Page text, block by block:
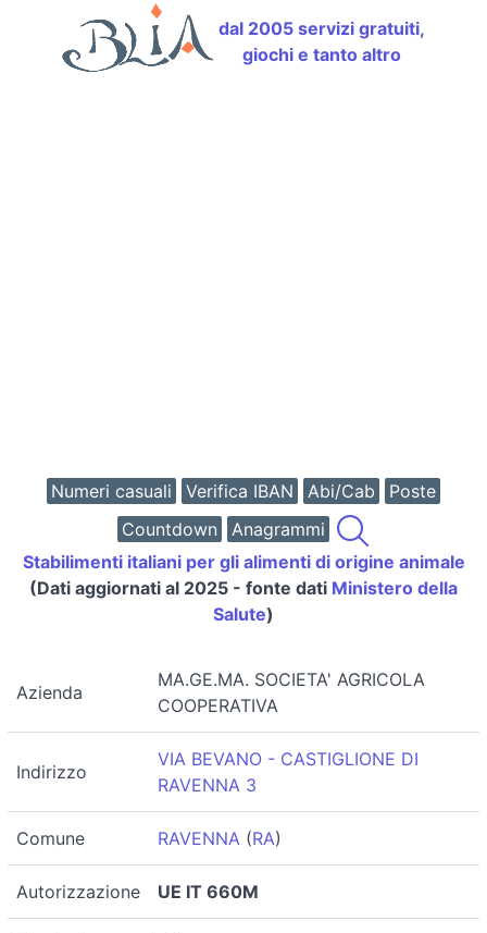
dal 2005 servizi gratuiti,
giochi e tanto altro
Numeri casuali Verifica IBAN Abi/Cab
Poste
Countdown
Anagrammi
Stabilimenti italiani per gli alimenti di origine animale
(Dati aggiornati al 2025 - fonte dati Ministero della
Salute)
Azienda
MA.GE.MA. SOCIETA' AGRICOLA
COOPERATIVA
Indirizzo
VIA BEVANO - CASTIGLIONE DI
RAVENNA 3
Comune RAVENNA (RA)
Autorizzazione UE IT 660M